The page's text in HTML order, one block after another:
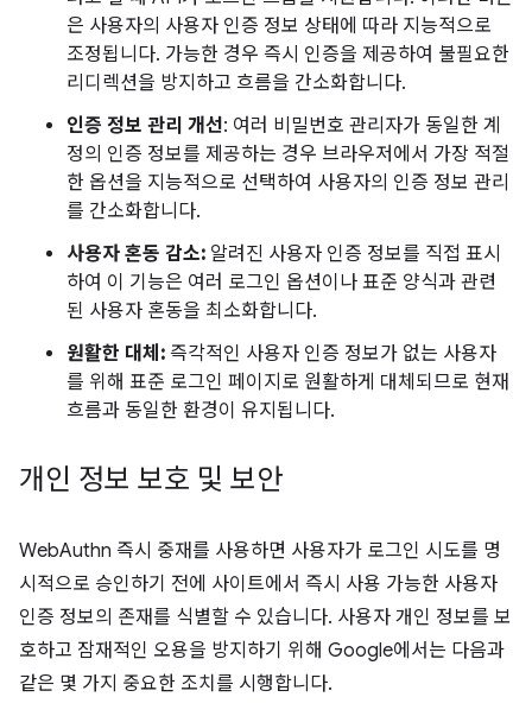
은 사용자의 사용자 인증 정보 상태에 따라 지능적으로
조정됩니다. 가능한 경우 즉시 인증을 제공하여 불필요한
리디렉션을 방지하고 흐름을 간소화합니다.
인증 정보 관리 개선: 여러 비밀번호 관리자가 동일한 계
정의 인증 정보를 제공하는 경우 브라우저에서 가장 적절
한 옵션을 지능적으로 선택하여 사용자의 인증 정보 관리
를 간소화합니다.
사용자 혼동 감소: 알려진 사용자 인증 정보를 직접 표시
하여 이 기능은 여러 로그인 옵션이나 표준 양식과 관련
된 사용자 혼동을 최소화합니다.
원활한 대체: 즉각적인 사용자 인증 정보가 없는 사용자
를 위해 표준 로그인 페이지로 원활하게 대체되므로 현재
흐름과 동일한 환경이 유지됩니다.
개인 정보 보호 및 보안
WebAuthn 즉시 중재를 사용하면 사용자가 로그인 시도를 명
시적으로 승인하기 전에 사이트에서 즉시 사용 가능한 사용자
인증 정보의 존재를 식별할 수 있습니다. 사용자 개인 정보를 보
호하고 잠재적인 오용을 방지하기 위해 Google에서는 다음과
같은 몇 가지 중요한 조치를 시행합니다.